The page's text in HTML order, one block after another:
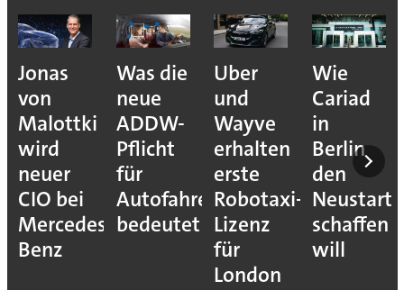
Jonas
von
Malottki
wird
neuer
CIO bei
Mercedes-
Benz
Was die
neue
ADDW-
Pflicht
für
Autofahrer
bedeutet
Uber
und
Wayve
erhalten
erste
Robotaxi-
Lizenz
für
London
Wie
Cariad
in
Berlin
den
Neustart
schaffen
will